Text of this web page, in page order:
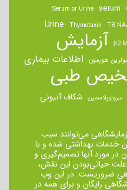
serum
Serum or Urine
TB
Thymotaxin
Urine
β2- آزمایش
هورمون اطلاعات بیماری
طبی
سرولوپلاسمین شکاف آنیونی
می‌توانند سبب
خدمات بهداشتی شده و با
در مورد آنها تصمیم‌گیری و
علت حیاتی‌بودن این نقش،
ضروریست. در این وب
رایگان و برای همه در